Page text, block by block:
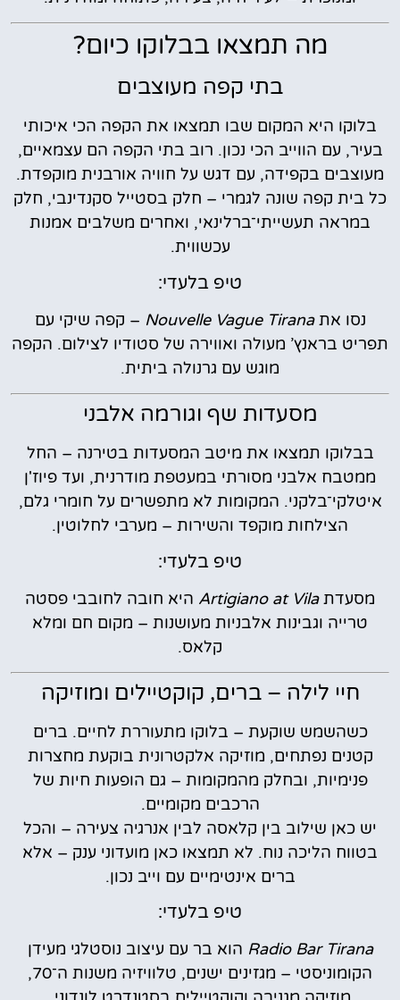
מה תמצאו בבלוקו כיום?
בתי קפה מעוצבים
בלוקו היא המקום שבו תמצאו את הקפה הכי איכותי
בעיר, עם הווייב הכי נכון. רוב בתי הקפה הם עצמאיים,
מעוצבים בקפידה, עם דגש על חוויה אורבנית מוקפדת.
כל בית קפה שונה לגמרי – חלק בסטייל סקנדינבי, חלק
במראה תעשייתי־ברלינאי, ואחרים משלבים אמנות
עכשווית.
טיפ בלעדי:
נסו אתNouvelle Vague Tirana – קפה שיקי עם
תפריט בראנץ’ מעולה ואווירה של סטודיו לצילום. הקפה
מוגש עם גרנולה ביתית.
מסעדות שף וגורמה אלבני
בבלוקו תמצאו את מיטב המסעדות בטירנה – החל
ממטבח אלבני מסורתי במעטפת מודרנית, ועד פיוז'ן
איטלקי־בלקני. המקומות לא מתפשרים על חומרי גלם,
הצילחות מוקפד והשירות – מערבי לחלוטין.
טיפ בלעדי:
מסעדתArtigiano at Vila היא חובה לחובבי פסטה
טרייה וגבינות אלבניות מעושנות – מקום חם ומלא
קלאס.
חיי לילה – ברים, קוקטיילים ומוזיקה
כשהשמש שוקעת – בלוקו מתעוררת לחיים. ברים
קטנים נפתחים, מוזיקה אלקטרונית בוקעת מחצרות
פנימיות, ובחלק מהמקומות – גם הופעות חיות של
הרכבים מקומיים.
יש כאן שילוב בין קלאסה לבין אנרגיה צעירה – והכל
בטווח הליכה נוח. לא תמצאו כאן מועדוני ענק – אלא
ברים אינטימיים עם וייב נכון.
טיפ בלעדי:
Radio Bar Tirana הוא בר עם עיצוב נוסטלגי מעידן
הקומוניסטי – מגזינים ישנים, טלוויזיה משנות ה־70,